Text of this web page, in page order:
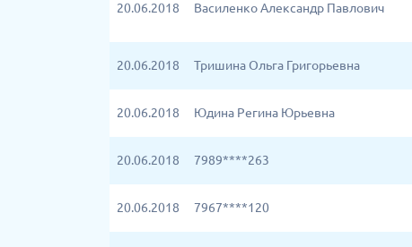
20.06.2018 Василенко Александр Павлович
20.06.2018 Тришина Ольга Григорьевна
20.06.2018 Юдина Регина Юрьевна
20.06.2018 7989****263
20.06.2018 7967****120